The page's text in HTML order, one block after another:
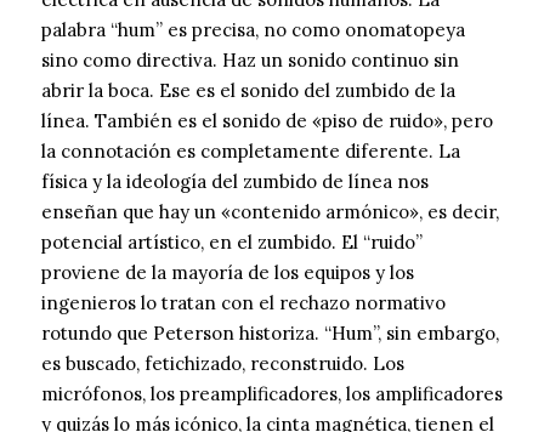
palabra “hum” es precisa, no como onomatopeya
sino como directiva. Haz un sonido continuo sin
abrir la boca. Ese es el sonido del zumbido de la
línea. También es el sonido de «piso de ruido», pero
la connotación es completamente diferente. La
física y la ideología del zumbido de línea nos
enseñan que hay un «contenido armónico», es decir,
potencial artístico, en el zumbido. El “ruido”
proviene de la mayoría de los equipos y los
ingenieros lo tratan con el rechazo normativo
rotundo que Peterson historiza. “Hum”, sin embargo,
es buscado, fetichizado, reconstruido. Los
micrófonos, los preamplificadores, los amplificadores
y quizás lo más icónico, la cinta magnética, tienen el